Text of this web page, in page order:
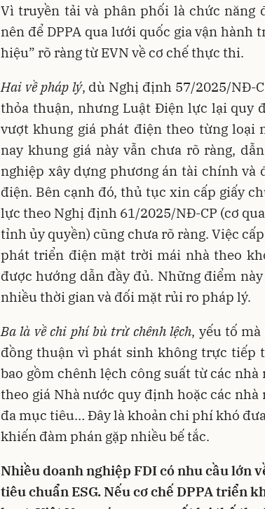
Vì truyền tải và phân phối là chức năng
nên để DPPA qua lưới quốc gia vận hành
hiệu” rõ ràng từ EVN về cơ chế thực thi.
Hai về pháp lý, dù Nghị định 57/2025/NĐ-
thỏa thuận, nhưng Luật Điện lực lại quy
vượt khung giá phát điện theo từng loại
nay khung giá này vẫn chưa rõ ràng,
nghiệp xây dựng phương án tài chính và
điện. Bên cạnh đó, thủ tục xin cấp giấy
lực theo Nghị định 61/2025/NĐ-CP (cơ
tỉnh ủy quyền) cũng chưa rõ ràng. Việc
phát triển điện mặt trời mái nhà theo
được hướng dẫn đầy đủ. Những điểm
nhiều thời gian và đối mặt rủi ro pháp lý.
Ba là về chi phí bù trừ chênh lệch, yếu tố
đồng thuận vì phát sinh không trực tiếp
bao gồm chênh lệch công suất từ các nhà
theo giá Nhà nước quy định hoặc các
đa mục tiêu… Đây là khoản chi phí khó
khiến đàm phán gặp nhiều bế tắc.
Nhiều doanh nghiệp FDI có nhu cầu lớn
tiêu chuẩn ESG. Nếu cơ chế DPPA triển